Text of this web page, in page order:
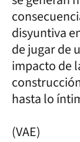
disyuntiva
de jugar de
impacto de
hasta lo
(VAE)